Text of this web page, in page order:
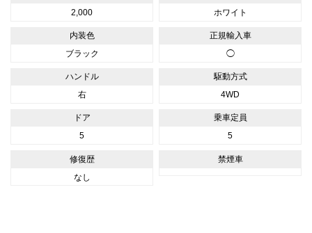
2,000
ホワイト
内装色
ブラック
正規輸入車
◯
ハンドル
右
駆動方式
4WD
ドア
5
乗車定員
5
修復歴
なし
禁煙車